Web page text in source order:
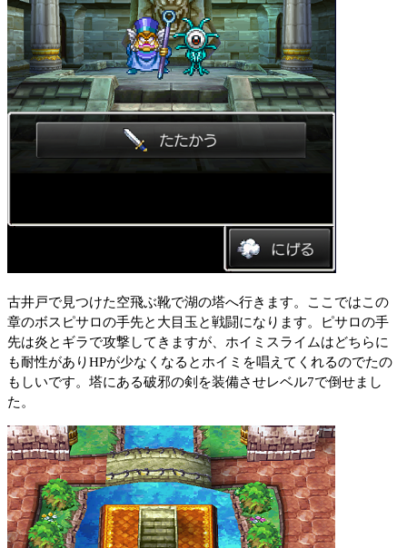
古井戸で見つけた空飛ぶ靴で湖の塔へ行きます。ここではこの
章のボスピサロの手先と大目玉と戦闘になります。ピサロの手
先は炎とギラで攻撃してきますが、ホイミスライムはどちらに
も耐性がありHPが少なくなるとホイミを唱えてくれるのでたの
もしいです。塔にある破邪の剣を装備させレベル7で倒せまし
た。